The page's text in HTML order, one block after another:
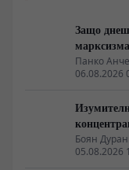
Защо
Панко
06.08.2026
на най-
Боян
05.08.2026